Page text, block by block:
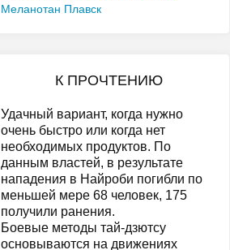
Меланотан Плавск
К ПРОЧТЕНИЮ
Удачный вариант, когда нужно
очень быстро или когда нет
необходимых продуктов. По
данным властей, в результате
нападения в Найроби погибли по
меньшей мере 68 человек, 175
получили ранения.
Боевые методы тай-дзютсу
основываются на движениях